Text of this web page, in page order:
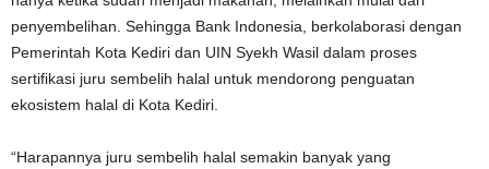
penyembelihan. Sehingga Bank Indonesia, berkolaborasi dengan
Pemerintah Kota Kediri dan UIN Syekh Wasil dalam proses
sertifikasi juru sembelih halal untuk mendorong penguatan
ekosistem halal di Kota Kediri.
“Harapannya juru sembelih halal semakin banyak yang